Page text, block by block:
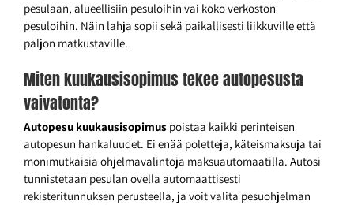
pesulaan, alueellisiin pesuloihin vai koko verkoston
pesuloihin. Näin lahja sopii sekä paikallisesti liikkuville että
paljon matkustaville.
Miten kuukausisopimus tekee autopesusta
vaivatonta?
Autopesu kuukausisopimus poistaa kaikki perinteisen
autopesun hankaluudet. Ei enää poletteja, käteismaksuja tai
monimutkaisia ohjelmavalintoja maksuautomaatilla. Autosi
tunnistetaan pesulan ovella automaattisesti
rekisteritunnuksen perusteella, ja voit valita pesuohjelman